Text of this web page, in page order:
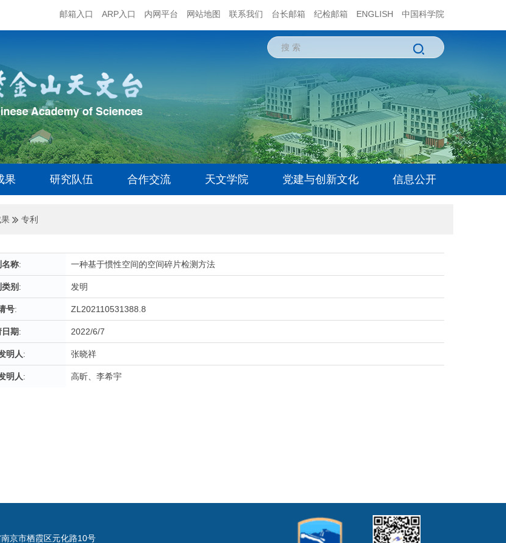
邮箱入口 ARP入口 内网平台 网站地图 联系我们 台长邮箱 纪检邮箱 ENGLISH 中国科学院
果 研究队伍 合作交流 天文学院 党建与创新文化 信息公开
专利
称: 一种基于惯性空间的空间碎片检测方法
别 : 发明
号: ZL202110531388.8
期: 2022/6/7
明人: 张晓祥
明人: 高昕、李希宇
京市栖霞区元化路10号